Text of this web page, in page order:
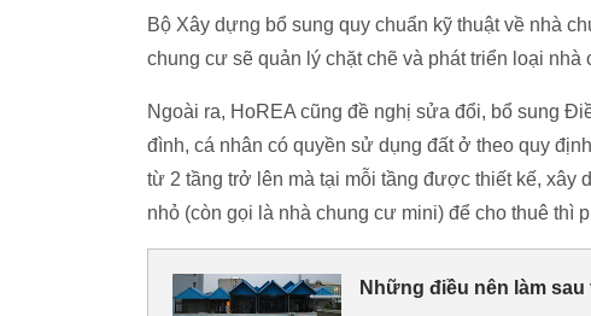
Bộ Xây dựng bổ sung quy chuẩn kỹ thuật về nhà
chung cư sẽ quản lý chặt chẽ và phát triển loại
Ngoài ra, HoREA cũng đề nghị sửa đổi, bổ sung
đình, cá nhân có quyền sử dụng đất ở theo quy
từ 2 tầng trở lên mà tại mỗi tầng được thiết kế,
nhỏ (còn gọi là nhà chung cư mini) để cho thuê thì
Những điều nên làm